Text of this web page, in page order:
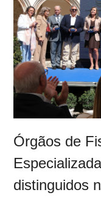
Órgãos de
distinguidos